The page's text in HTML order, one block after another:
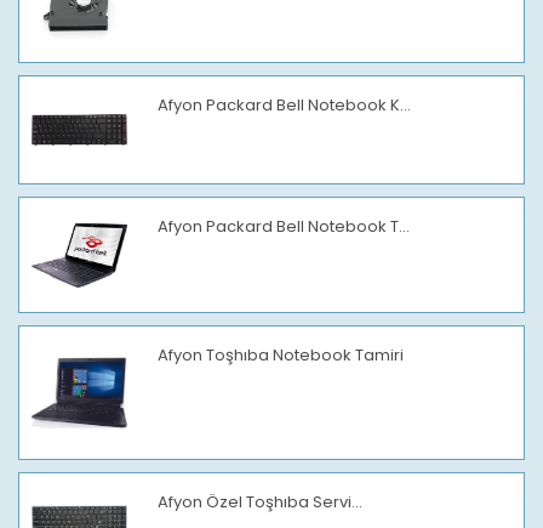
Afyon Packard Bell Notebook K...
Afyon Packard Bell Notebook T...
Afyon Toşhıba Notebook Tamiri
Afyon Özel Toşhıba Servi...